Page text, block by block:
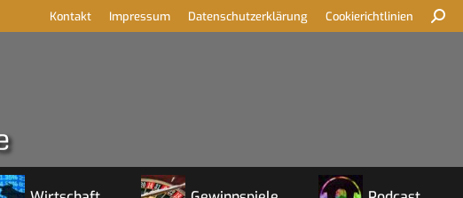
Kontakt Impressum Datenschutzerklärung Cookierichtlinien